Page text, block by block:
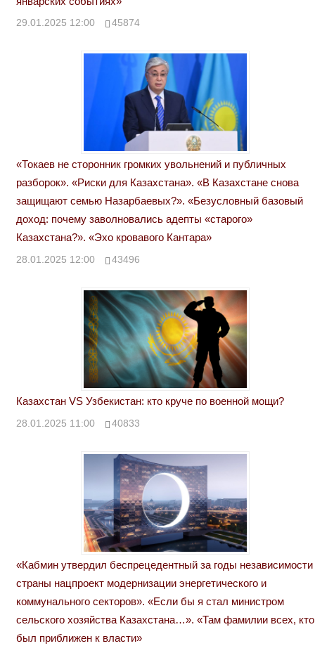
29.01.2025 12:00 45874
«Токаев не сторонник громких увольнений и публичных
разборок». «Риски для Казахстана». «В Казахстане снова
защищают семью Назарбаевых?». «Безусловный базовый
доход: почему заволновались адепты «старого»
Казахстана?». «Эхо кровавого Кантара»
28.01.2025 12:00 43496
Казахстан VS Узбекистан: кто круче по военной мощи?
28.01.2025 11:00 40833
«Кабмин утвердил беспрецедентный за годы независимости
страны нацпроект модернизации энергетического и
коммунального секторов». «Если бы я стал министром
сельского хозяйства Казахстана…». «Там фамилии всех, кто
был приближен к власти»